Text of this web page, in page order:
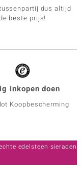
dus altijd
beste prijs!
inkopen doen
Koopbescherming
edelsteen sieraden